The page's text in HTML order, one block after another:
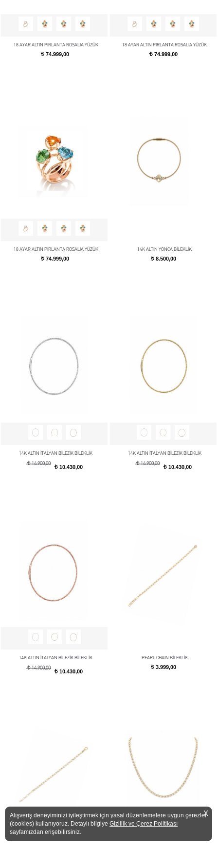
18 AYAR ALTIN PIRLANTA ROSALIA YÜZÜK
t74.999,00
18 AYAR ALTIN PIRLANTA ROSALIA YÜZÜK
t 74.999,00
18 AYAR ALTIN PIRLANTA ROSALIA YÜZÜK
t74.999,00
14K ALTIN YONCA BİLEKLİK
t 8.500,00
14K ALTIN İTALYAN BİLEZİK BİLEKLİK
t14.900,00
t 10.430,00
14K ALTIN İTALYAN BİLEZİK BİLEKLİK
t14.900,00
t10.430,00
14K ALTIN İTALYAN BİLEZİK BİLEKLİK
t14.900,00
t 10.430,00
PEARL CHAIN BİLEKLİK
t 3.999,00
Alışveriş deneyiminizi iyileştirmek için yasal düzenlemelere uygun çerezler
(cookies) kullanıyoruz. Detaylı bilgiye Gizlilik ve Çerez Politikası
sayfamızdan erişebilirsiniz.
X